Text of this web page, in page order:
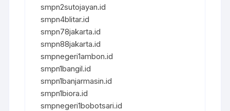
smpn2sutojayan.id
smpn4blitar.id
smpn78jakarta.id
smpn88jakarta.id
smpnegeri1ambon.id
smpn1bangil.id
smpn1banjarmasin.id
smpn1biora.id
smpnegeri1bobotsari.id